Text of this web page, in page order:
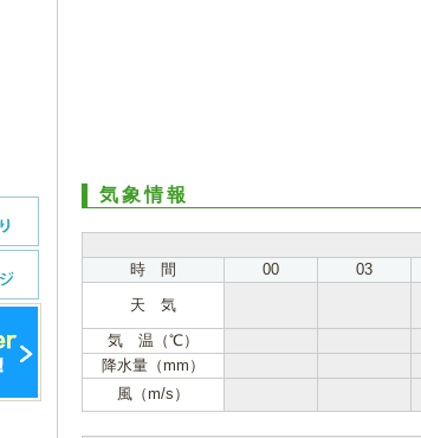
気象情報
時 間
00 03
天 気
気 温（℃）
降水量（mm）
風（m/s）